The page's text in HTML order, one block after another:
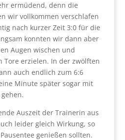
ermüdend, denn die
wir vollkommen verschlafen
nach kurzer Zeit 3:0 für die
konnten wir dann aber
Augen wischen und
Tore erzielen. In der zwölften
auch endlich zum 6:6
Minute später sogar mit
Auszeit der Trainerin aus
leider gleich Wirkung, so
genießen sollten.